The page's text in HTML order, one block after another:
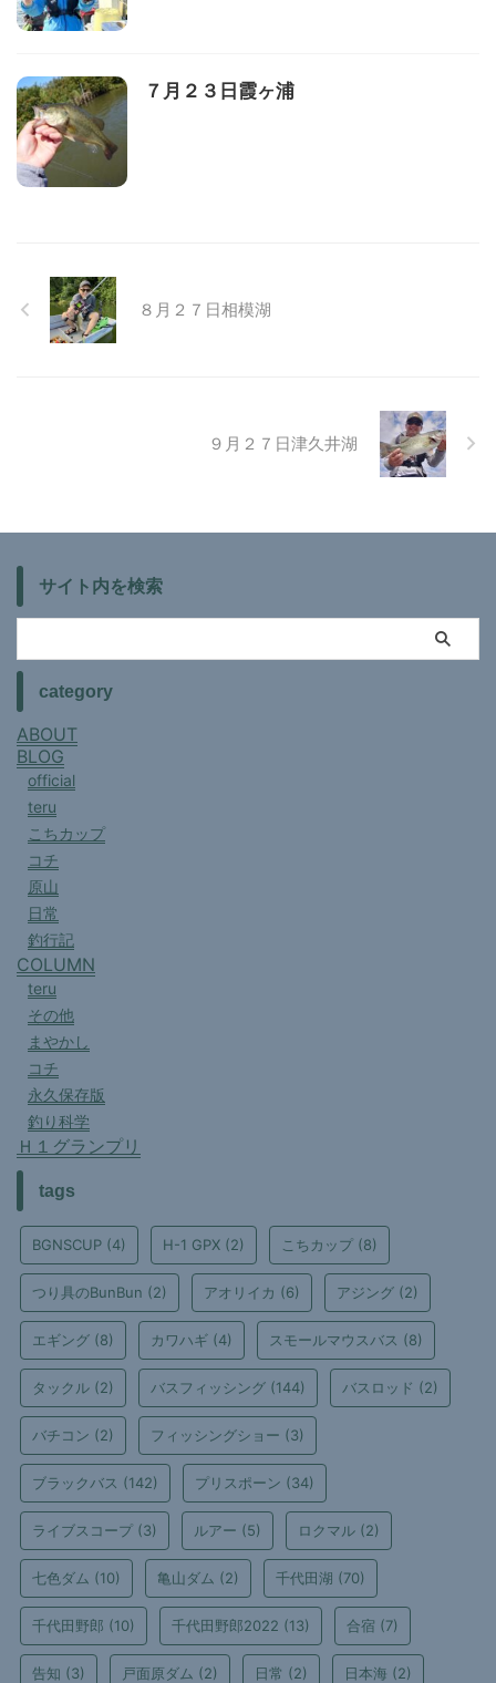
７月２３日霞ヶ浦
８月２７日相模湖
９月２７日津久井湖
サイト内を検索
category
ABOUT
BLOG
official
teru
こちカップ
コチ
原山
日常
釣行記
COLUMN
teru
その他
まやかし
コチ
永久保存版
釣り科学
Ｈ１グランプリ
tags
BGNSCUP (4) H-1 GPX (2) こちカップ (8)
つり具のBunBun (2) アオリイカ (6) アジング (2)
エギング (8) カワハギ (4) スモールマウスバス (8)
タックル (2) バスフィッシング (144) バスロッド (2)
バチコン (2) フィッシングショー (3)
ブラックバス (142) プリスポーン (34)
ライブスコープ (3) ルアー (5) ロクマル (2)
七色ダム (10) 亀山ダム (2) 千代田湖 (70)
千代田野郎 (10) 千代田野郎2022 (13) 合宿 (7)
告知 (3) 戸面原ダム (2) 日常 (2) 日本海 (2)